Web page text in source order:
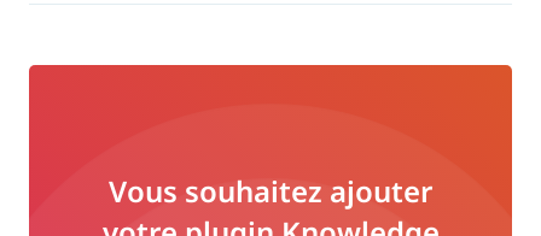
Vous souhaitez ajouter